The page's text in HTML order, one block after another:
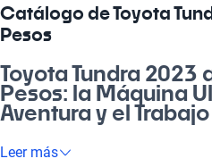
Catálogo de Toyota
Pesos
Toyota Tundra 2023
Pesos: la Máquina
Aventura y el Trabajo
Si estás buscando un vehículo
Leer más